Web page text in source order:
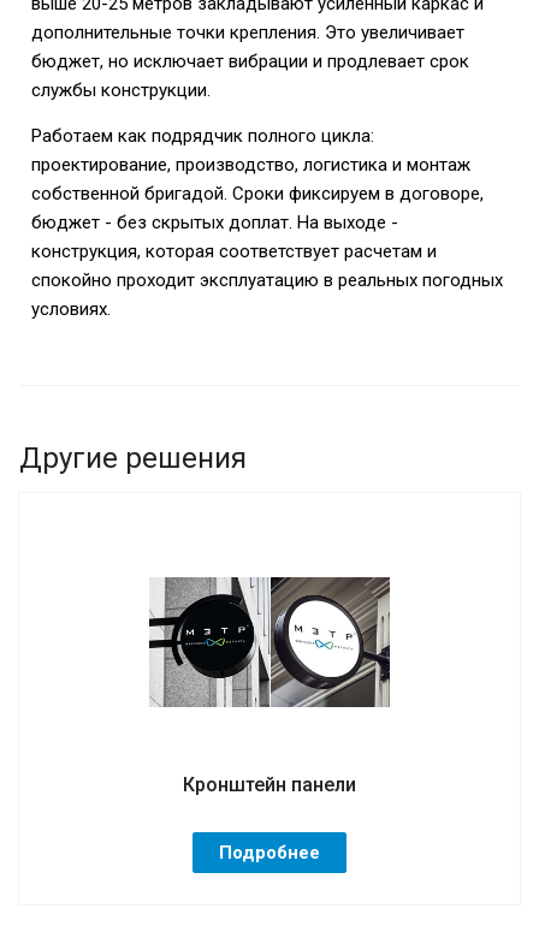
дополнительные точки крепления. Это увеличивает
бюджет, но исключает вибрации и продлевает срок
службы конструкции.
Работаем как подрядчик полного цикла:
проектирование, производство, логистика и монтаж
собственной бригадой. Сроки фиксируем в договоре,
бюджет - без скрытых доплат. На выходе -
конструкция, которая соответствует расчетам и
спокойно проходит эксплуатацию в реальных погодных
условиях.
Другие решения
Кронштейн панели
Подробнее